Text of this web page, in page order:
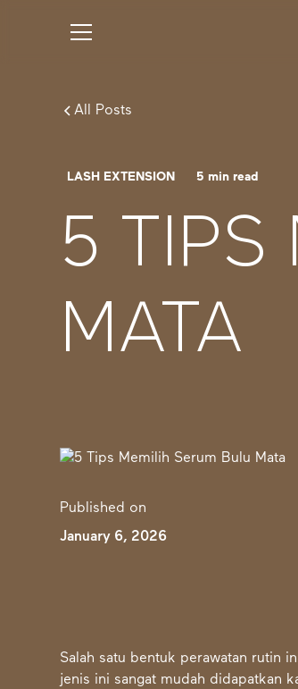
All Posts
LASH EXTENSION 5 min read
5 TIPS
MATA
Published on
January 6, 2026
Salah satu bentuk perawatan rutin
jenis ini sangat mudah didapatkan